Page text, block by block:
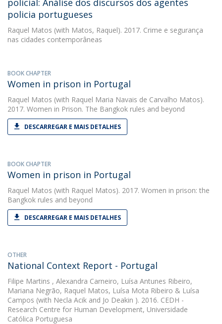
policial: Análise dos discursos dos agentes
policia portugueses
Raquel Matos (with Matos, Raquel). 2017. Crime e segurança
nas cidades contemporâneas
BOOK CHAPTER
Women in prison in Portugal
Raquel Matos (with Raquel Maria Navais de Carvalho Matos).
2017. Women in Prison. The Bangkok rules and beyond
DESCARREGAR E MAIS DETALHES
BOOK CHAPTER
Women in prison in Portugal
Raquel Matos (with Raquel Matos). 2017. Women in prison: the
Bangkok rules and beyond
DESCARREGAR E MAIS DETALHES
OTHER
National Context Report - Portugal
Filipe Martins , Alexandra Carneiro, Luísa Antunes Ribeiro,
Mariana Negrão, Raquel Matos, Luísa Mota Ribeiro & Luísa
Campos (with Necla Acik and Jo Deakin ). 2016. CEDH -
Research Centre for Human Development, Universidade
Católica Portuguesa